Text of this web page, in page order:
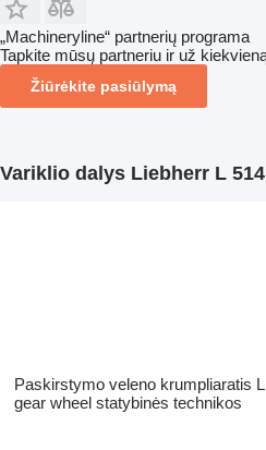
„Machineryline“ partnerių programa
Tapkite mūsų partneriu ir už
Žiūrėkite pasiūlymą
Variklio dalys Liebherr L
Paskirstymo veleno krumpliaratis
gear wheel statybinės technikos